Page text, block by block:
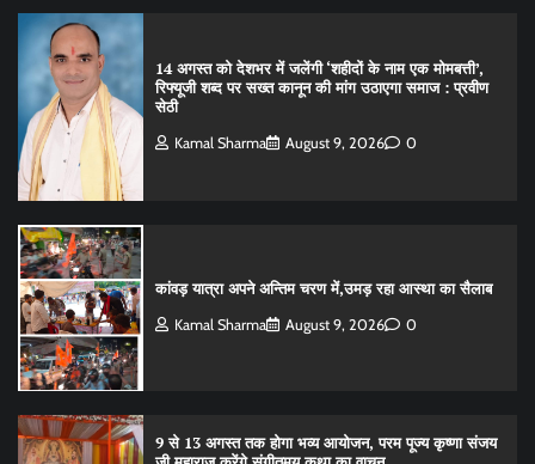
14 अगस्त को देशभर में जलेंगी ‘शहीदों के नाम एक मोमबत्ती’,
रिफ्यूजी शब्द पर सख्त कानून की मांग उठाएगा समाज : प्रवीण
सेठी
Kamal Sharma August 9, 2026 0
कांवड़ यात्रा अपने अन्तिम चरण में,उमड़ रहा आस्था का सैलाब
Kamal Sharma August 9, 2026 0
9 से 13 अगस्त तक होगा भव्य आयोजन, परम पूज्य कृष्णा संजय